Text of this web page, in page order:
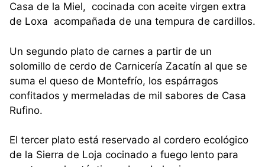
Casa de la Miel, cocinada con aceite virgen extra
de Loxa acompañada de una tempura de cardillos.
Un segundo plato de carnes a partir de un
solomillo de cerdo de Carnicería Zacatín al que se
suma el queso de Montefrío, los espárragos
confitados y mermeladas de mil sabores de Casa
Rufino.
El tercer plato está reservado al cordero ecológico
de la Sierra de Loja cocinado a fuego lento para